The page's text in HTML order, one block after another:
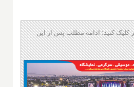
کلیک کنید؛ ادامه مطلب پس از این